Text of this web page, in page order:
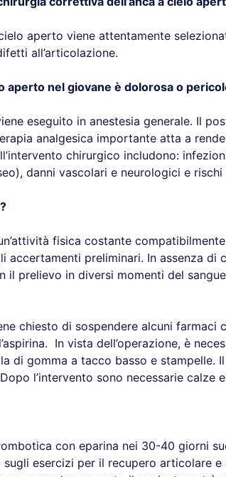
aperto viene attentamente
all’articolazione.
aperto nel giovane è dolorosa o
eseguito in anestesia generale. Il
analgesica importante atta a
chirurgico includono:
danni vascolari e neurologici e rischi
fisica costante
accertamenti preliminari. In assenza
il prelievo in diversi momenti del
chiesto di sospendere alcuni farmaci
In vista dell’operazione, è
di gomma a tacco basso e stampelle.
l’intervento sono necessarie calze
con eparina nei 30-40 giorni
esercizi per il recupero articolare